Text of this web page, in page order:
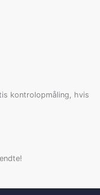
kontrolopmåling, hvis